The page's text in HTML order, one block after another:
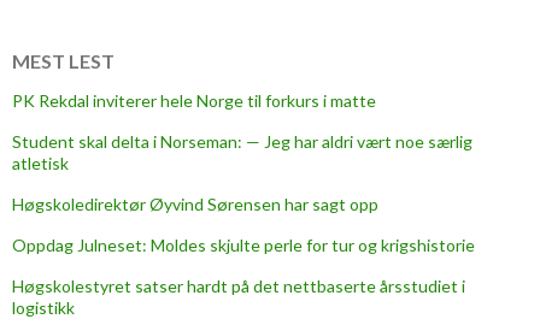
MEST LEST
PK Rekdal inviterer hele Norge til forkurs i matte
Student skal delta i Norseman: — Jeg har aldri vært noe særlig
atletisk
Høgskoledirektør Øyvind Sørensen har sagt opp
Oppdag Julneset: Moldes skjulte perle for tur og krigshistorie
Høgskolestyret satser hardt på det nettbaserte årsstudiet i
logistikk